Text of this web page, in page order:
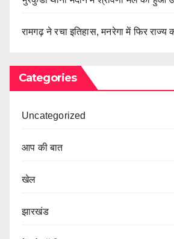
रामगढ़ ने रचा इतिहास, मनरेगा में फिर राज्य
Categories
Uncategorized
आप की बात
खेल
झारखंड